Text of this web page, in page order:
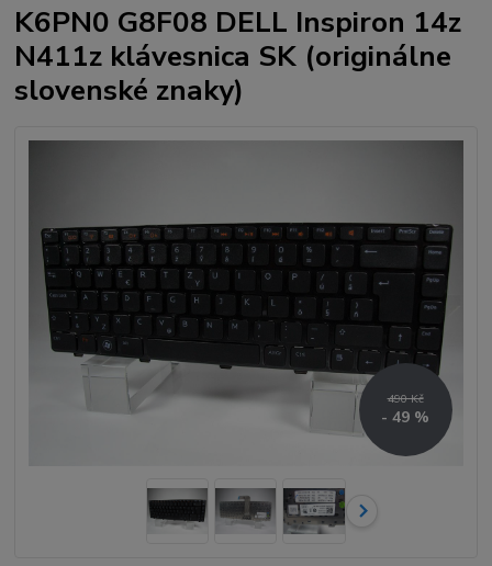
K6PN0 G8F08 DELL Inspiron 14z
N411z klávesnica SK (originálne
slovenské znaky)
490 Kč
- 49 %